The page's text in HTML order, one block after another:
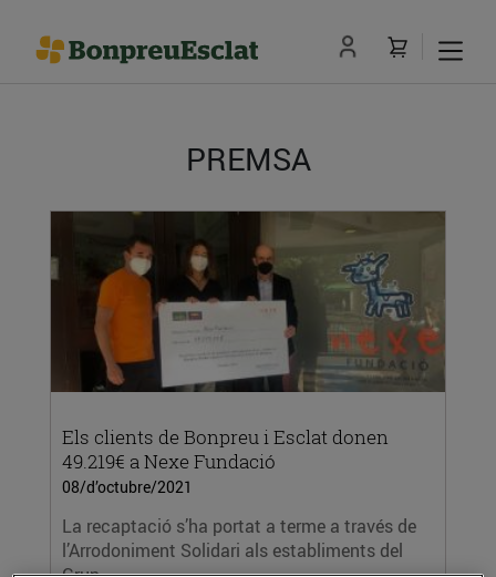
PREMSA
Els clients de Bonpreu i Esclat donen
49.219€ a Nexe Fundació
08/d’octubre/2021
La recaptació s’ha portat a terme a través de
l’Arrodoniment Solidari als establiments del